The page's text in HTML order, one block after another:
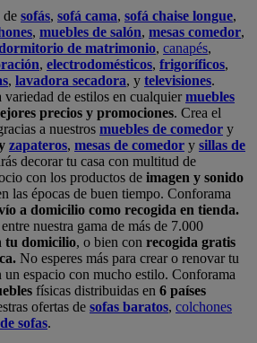
de sofás, sofá cama, sofá chaise longue,
, muebles de salón, mesas comedor,
de matrimonio, canapés,
, electrodomésticos, frigoríficos,
, lavadora secadora, y televisiones.
variedad de estilos en cualquiermuebles
precios y promociones. Crea el
a nuestros muebles de comedor y
zapateros, mesas de comedor y sillas de
decorar tu casa con multitud de
con los productos de imagen y sonido
las épocas de buen tiempo. Conforama
a domicilio como recogida en tienda.
entre nuestra gama de más de 7.000
tu domicilio, o bien con recogida gratis
No esperes más para crear o renovar tu
espacio con mucho estilo. Conforama
físicas distribuidas en 6 países
ofertas de sofas baratos, colchones
sofas.